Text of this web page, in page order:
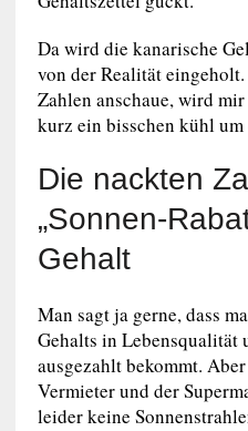
Da wird die kanarische
von der Realität
Zahlen anschaue, wird
kurz ein bisschen kühl
Die nackten
„Sonnen-
Gehalt
Man sagt ja gerne, dass
Gehalts in Lebensqualität
ausgezahlt bekommt.
Vermieter und der
leider keine